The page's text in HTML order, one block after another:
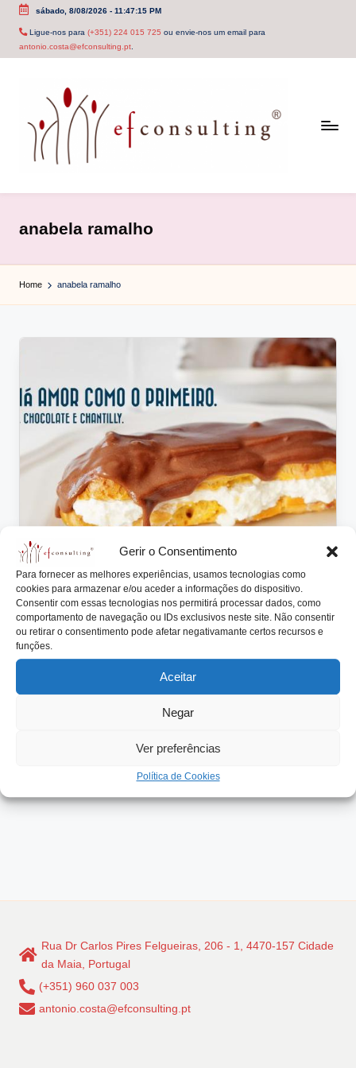
Gerir o Consentimento
Para fornecer as melhores experiências, usamos tecnologias como
cookies para armazenar e/ou aceder a informações do dispositivo.
Consentir com essas tecnologias nos permitirá processar dados, como
comportamento de navegação ou IDs exclusivos neste site. Não consentir
ou retirar o consentimento pode afetar negativamante certos recursos e
funções.
Aceitar
Negar
Ver preferências
Política de Cookies
Skip
sábado, 8/08/2026- 11:47:15 PM
Ligue-nos para (+351) 224 015 725 ou envie-nos um email para
antonio.costa@efconsulting.pt.
c
o
n
u
i
n
g
.
t
anabela ramalho
Home anabela ramalho
Posted
in
Artigos
A continuidade da Empresa Familiar
assegurada por externos à Família
by
António Nogueira da Costa Fevereiro 6, 2015
A conceção de um negócio suportado numa Empresa
detida por uma Família tem subjacente, quase…
Rua Dr Carlos Pires Felgueiras, 206 - 1, 4470-157 Cidade
da Maia, Portugal
(+351) 960 037 003
antonio.costa@efconsulting.pt